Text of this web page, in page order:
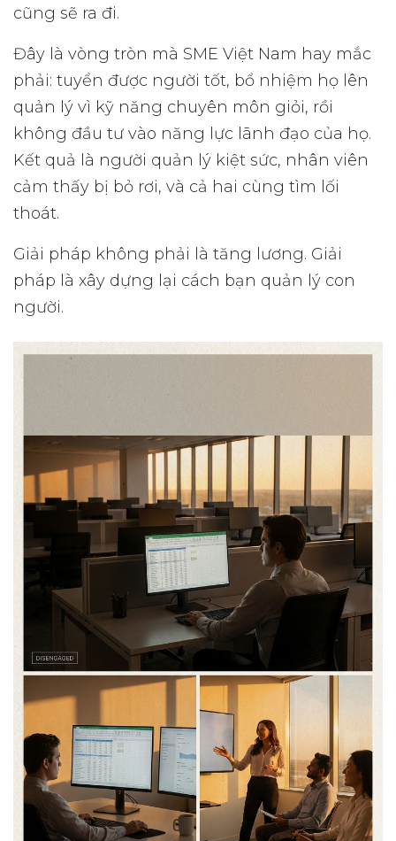
cũng sẽ ra đi.
Đây là vòng tròn mà SME Việt Nam hay mắc
phải: tuyển được người tốt, bổ nhiệm họ lên
quản lý vì kỹ năng chuyên môn giỏi, rồi
không đầu tư vào năng lực lãnh đạo của họ.
Kết quả là người quản lý kiệt sức, nhân viên
cảm thấy bị bỏ rơi, và cả hai cùng tìm lối
thoát.
Giải pháp không phải là tăng lương. Giải
pháp là xây dựng lại cách bạn quản lý con
người.